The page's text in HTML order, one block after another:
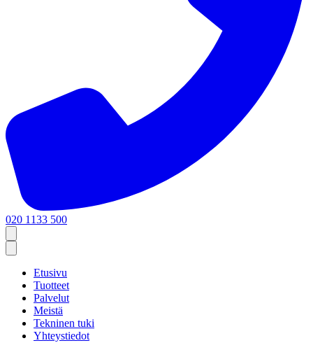
020 1133 500
Etusivu
Tuotteet
Palvelut
Meistä
Tekninen tuki
Yhteystiedot